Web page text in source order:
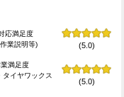
応満足度
業説明等)
(5.0)
満足度
タイヤワックス
(5.0)